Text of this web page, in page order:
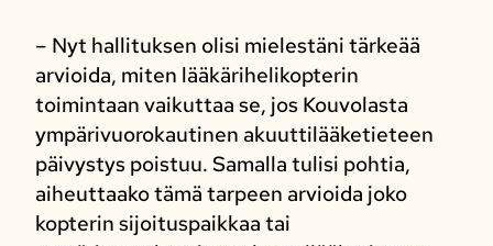
– Nyt hallituksen olisi mielestäni tärkeää
arvioida, miten lääkärihelikopterin
toimintaan vaikuttaa se, jos Kouvolasta
ympärivuorokautinen akuuttilääketieteen
päivystys poistuu. Samalla tulisi pohtia,
aiheuttaako tämä tarpeen arvioida joko
kopterin sijoituspaikkaa tai